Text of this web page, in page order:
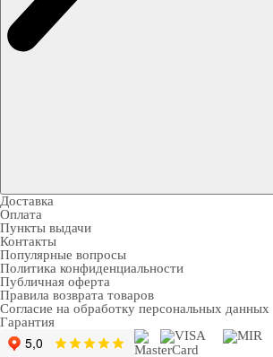
Доставка
Оплата
Пункты выдачи
Контакты
Популярные вопросы
Политика конфиденциальности
Публичная оферта
Правила возврата товаров
Согласие на обработку персональных данных
Гарантия